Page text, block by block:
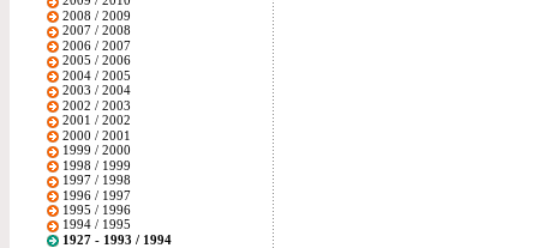
2008 / 2009
2007 / 2008
2006 / 2007
2005 / 2006
2004 / 2005
2003 / 2004
2002 / 2003
2001 / 2002
2000 / 2001
1999 / 2000
1998 / 1999
1997 / 1998
1996 / 1997
1995 / 1996
1994 / 1995
1927 - 1993 / 1994